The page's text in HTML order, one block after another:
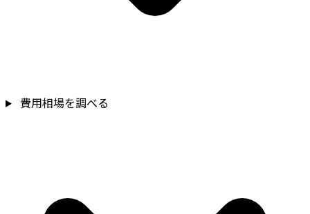
費用相場を調べる